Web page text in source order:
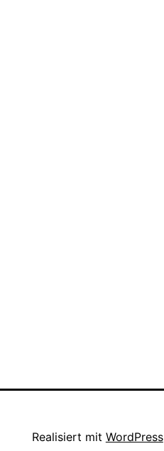
Realisiert mit WordPress